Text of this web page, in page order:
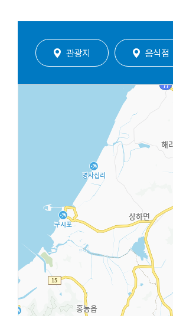
관광지 음식점